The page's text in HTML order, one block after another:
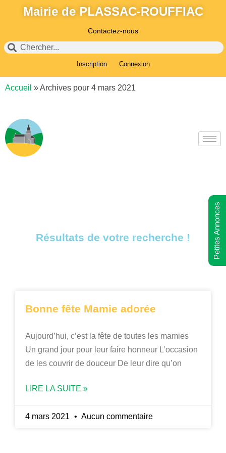
Mairie de PLASSAC-ROUFFIAC
Contactez-nous
Inscription Connexion
Accueil »Archives pour 4 mars 2021
Résultats de votre recherche !
Bonne fête Mamie adorée
Aujourd’hui, c’est la fête de toutes les mamies
Un grand jour pour leur faire honneur L’occasion
de les couvrir de douceur De leur dire qu’on
LIRE LA SUITE »
4 mars 2021 Aucun commentaire
Petites Annonces